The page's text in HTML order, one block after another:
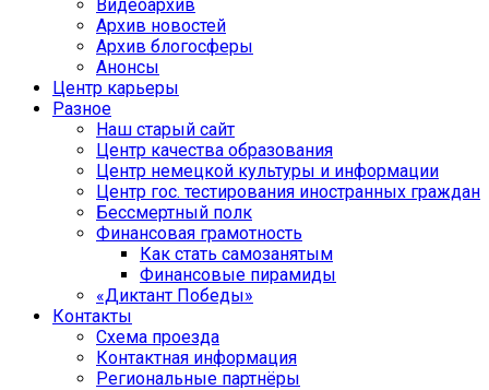
Видеоархив
Архив новостей
Архив блогосферы
Анонсы
Центр карьеры
Разное
Наш старый сайт
Центр качества образования
Центр немецкой культуры и информации
Центр гос. тестирования иностранных граждан
Бессмертный полк
Финансовая грамотность
Как стать самозанятым
Финансовые пирамиды
«Диктант Победы»
Контакты
Схема проезда
Контактная информация
Региональные партнёры